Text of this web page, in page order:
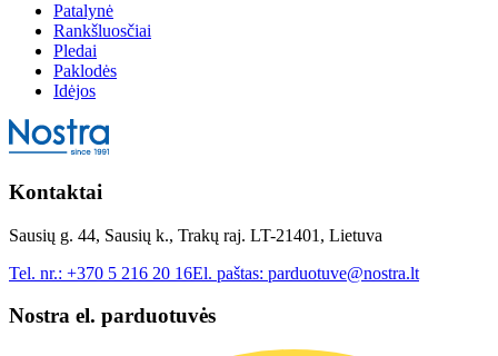
Patalynė
Rankšluosčiai
Pledai
Paklodės
Idėjos
Kontaktai
Sausių g. 44, Sausių k., Trakų raj. LT-21401, Lietuva
Tel. nr.: +370 5 216 20 16El. paštas: parduotuve@nostra.lt
Nostra el. parduotuvės